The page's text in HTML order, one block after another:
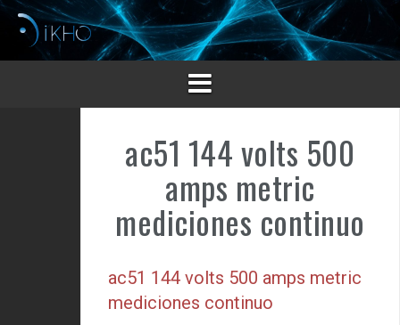
Saltar
contenido
ac51 144 volts 500
amps metric
mediciones continuo
ac51 144 volts 500 amps metric
mediciones continuo